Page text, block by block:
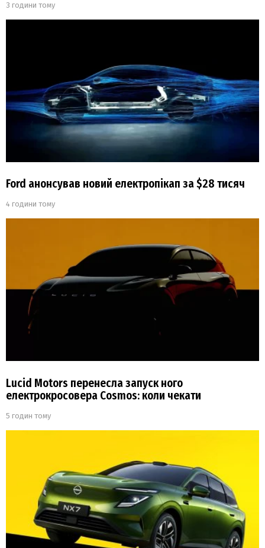
3 години тому
Ford анонсував новий електропікап за $28 тисяч
4 години тому
Lucid Motors перенесла запуск ного
електрокросовера Cosmos: коли чекати
5 годин тому